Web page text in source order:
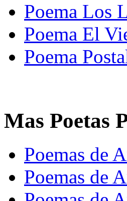
Poema Los
Poema El
Poema
Mas Poetas
Poemas de
Poemas de